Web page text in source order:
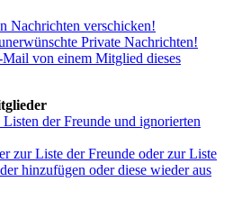
Nachrichten verschicken!
Private Nachrichten!
von einem Mitglied dieses
der Freunde und ignorierten
zur Liste der Freunde oder zur Liste
hinzufügen oder diese wieder aus